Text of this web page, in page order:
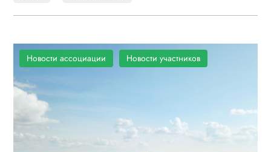
Новости ассоциации Новости участников